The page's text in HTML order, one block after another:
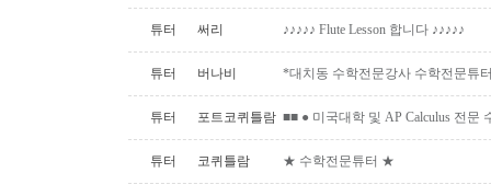
튜터 써리 ♪♪♪♪♪ Flute Lesson 합니다 ♪♪♪♪♪
튜터 버나비 *대치동 수학전문강사 수학전문튜
튜터 포트코퀴틀람 ■■ ● 미국대학 및 AP Calculus 전문
튜터 코퀴틀람 ★ 수학전문튜터 ★